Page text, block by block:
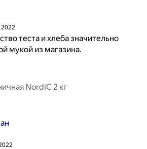
2022
теста и хлеба значительно
мукой из магазина.
NordiC 2 кг